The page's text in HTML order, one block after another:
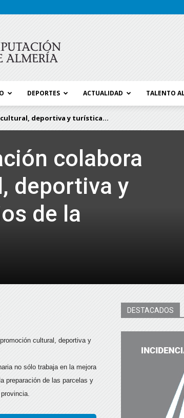
Diputación
DEPORTES ACTUALIDAD TALENTO
deportiva y turística...
colabora
deportiva y
de la
cultural, deportiva y
no sólo trabaja en la mejora
preparación de las parcelas y
DESTACADOS